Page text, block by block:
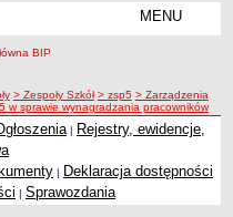
MENU
> Zespoły Szkół > zsp5 > Zarządzenia
w sprawie wynagradzania pracowników
| Rejestry, ewidencje,
| Deklaracja dostępności
| Sprawozdania